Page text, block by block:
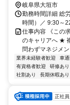
岐阜県大垣市
勤務時間詳細 総
時間）／ 9:30～
仕事内容 《この
のキャリアへ ★
問わずマネジメ
業界未経験者歓迎 車
有資格者歓迎
研修あり
社割あり
長期休暇あり
正社員